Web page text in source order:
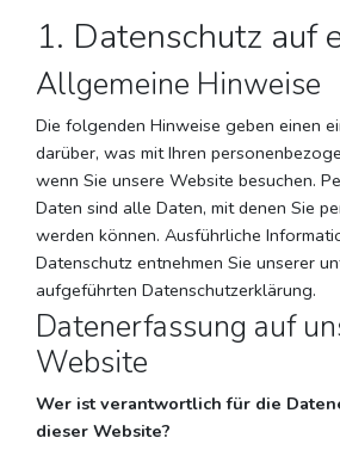
1. Datenschutz auf
Allgemeine Hinweise
Die folgenden Hinweise geben einen
darüber, was mit Ihren
wenn Sie unsere Website besuchen.
Daten sind alle Daten, mit denen Sie
werden können. Ausführliche
Datenschutz entnehmen Sie unserer
aufgeführten Datenschutzerklärung.
Datenerfassung auf
Website
Wer ist verantwortlich für die
dieser Website?